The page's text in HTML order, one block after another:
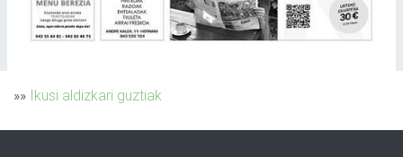
»» Ikusi aldizkari guztiak